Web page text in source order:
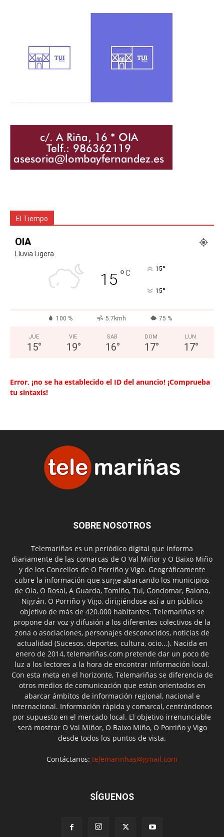
El Tiempo
OIA
Lluvia Ligera
15 °C 15°
15°
100 % 5.7kmh 75 %
JUE
15°
VIE
19°
SAB
16°
DOM
17°
LUN
17°
Error, ¡no se ha establecido el ID del anuncio! ¡Comprueba
tu sintaxis!
SOBRE NOSOTROS
Telemariñas es un periódico digital que informa
diariamente de las comarcas de O Val Miñor y O Baixo Miño
y de los Concellos de O Porriño y Vigo. Geográficamente
cubre la información que surge abarcando los municipios
de Oia, O Rosal, A Guarda, Tomiño, Tui, Gondomar, Baiona,
Nigrán, O Porriño y Vigo, dirigiéndose así a un público
objetivo de más de 420.000 habitantes. Telemariñas se
propone dar voz y difusión a los diferentes colectivos de la
zona o asociaciones, personajes desconocidos, noticias de
actualidad (Sucesos, deportes, cultura, ocio...). Nacida en
enero de 2014, telemariñas.com pretende dar un poco de
luz a los lectores a la hora de encontrar información local.
Con esta meta en el horizonte, Telemariñas se diferencia de
otros medios de comunicación que están orientados en
abarcar ámbitos de información regional, nacional e
internacional. Información rápida y comarcal, centrándonos
por supuesto en el mercado local. El objetivo irrenunciable
será mostrar O Val Miñor, O Baixo Miño, O Porriño y Vigo
desde todos los puntos de vista.
Contáctanos: telemarinhas@gmail.com
SÍGUENOS